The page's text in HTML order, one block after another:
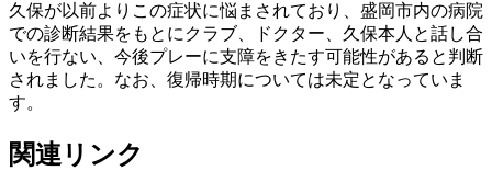
久保が以前よりこの症状に悩まされており、盛岡市内の病院
での診断結果をもとにクラブ、ドクター、久保本人と話し合
いを行ない、今後プレーに支障をきたす可能性があると判断
されました。なお、復帰時期については未定となっていま
す。
関連リンク